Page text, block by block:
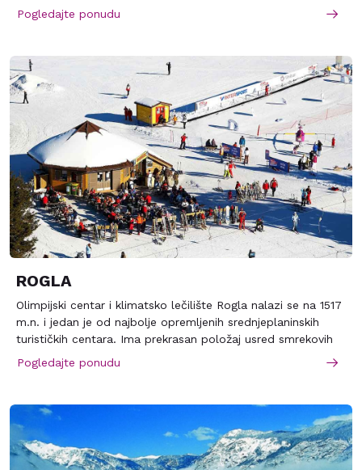
na predivno jezero čine da mu se turisti iz celog sveta
iznova vraćaju.
Pogledajte ponudu
ROGLA
Olimpijski centar i klimatsko lečilište Rogla nalazi se na 1517
m.n. i jedan je od najbolje opremljenih srednjeplaninskih
turističkih centara. Ima prekrasan položaj usred smrekovih
šuma i idealan je za aktivne pripreme sportista i
rekreativaca. Udaljen je sedamnaest kilometara od termi
prevozom.
Pogledajte ponudu